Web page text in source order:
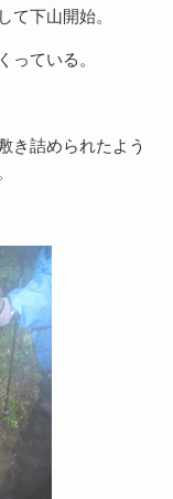
て下山開始。
っている。
き詰められたよう